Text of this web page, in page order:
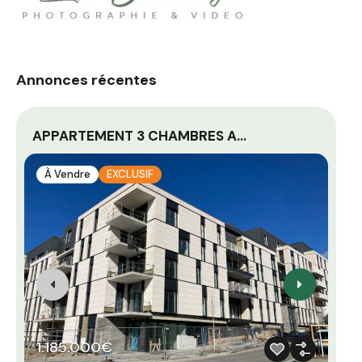
Annonces récentes
APPARTEMENT 3 CHAMBRES A…
À Vendre EXCLUSIF
1.185.000€